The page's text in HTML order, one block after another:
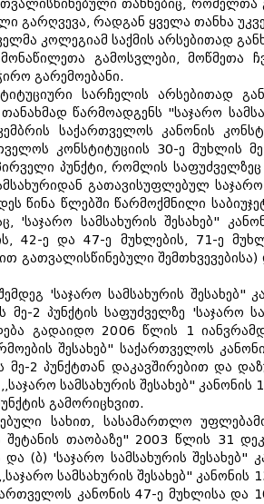
თანხებიც,
გარღვევა, რადგან ყველა თანხა
კოლეგიამ საქმის არსებითად
გამოსვლები, მოწმეთა
გარემოებანი.
სარჩელის არსებითად
წარმოადგენს "საჯარო
საქართველოს კანონის
კონსტიტუციის 30-ე მუხლის
პუნქტი, რომლის საფუძველზეც
გათავისუფლებულ
წინა წლებში წარმოქმნილი
'საჯარო სამსახურის შესახებ"
42-ე და 47-ე მუხლების, 71-ე
გათვალისწინებული
'საჯარო სამსახურის შესახებ"
2 პუნქტის საფუძველზე 'საჯარო
გადაიდო 2006 წლის 1
შესახებ" საქართველოს
მე-2 პუნქტთან დაკავშირებით და
სამსახურის შესახებ"
გამორიცხვით.
სახით, სასამართლო
თაობაზე" 2003 წლის 31
და (ბ) 'საჯარო სამსახურის
სამსახურის შესახებ" კანონის
კანონის 47-ე მუხლისა და